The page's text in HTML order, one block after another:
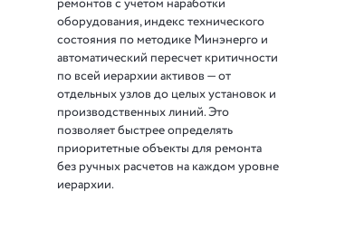
ремонтов с учетом наработки
оборудования, индекс технического
состояния по методике Минэнерго и
автоматический пересчет критичности
по всей иерархии активов — от
отдельных узлов до целых установок и
производственных линий. Это
позволяет быстрее определять
приоритетные объекты для ремонта
без ручных расчетов на каждом уровне
иерархии.